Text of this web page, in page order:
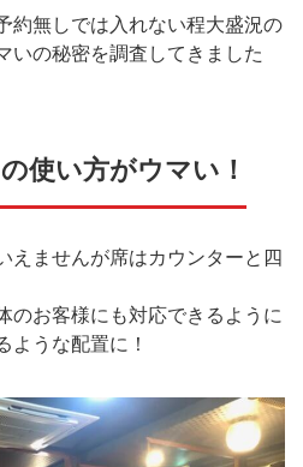
約無しでは入れない程大盛況の
の秘密を調査してきました
使い方がウマい！
えませんが席はカウンターと四
のお客様にも対応できるように
ような配置に！